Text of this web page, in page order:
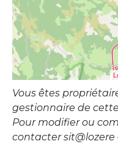
Vous êtes
gestionnaire de
Pour modifier ou
contacter sit@lozere